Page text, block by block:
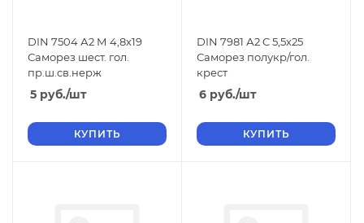
DIN 7504 А2 М 4,8х19
Саморез шест. гол.
пр.ш.св.нерж
5 руб./шт
КУПИТЬ
DIN 7981 А2 C 5,5х25
Саморез полукр/гол.
крест
6 руб./шт
КУПИТЬ